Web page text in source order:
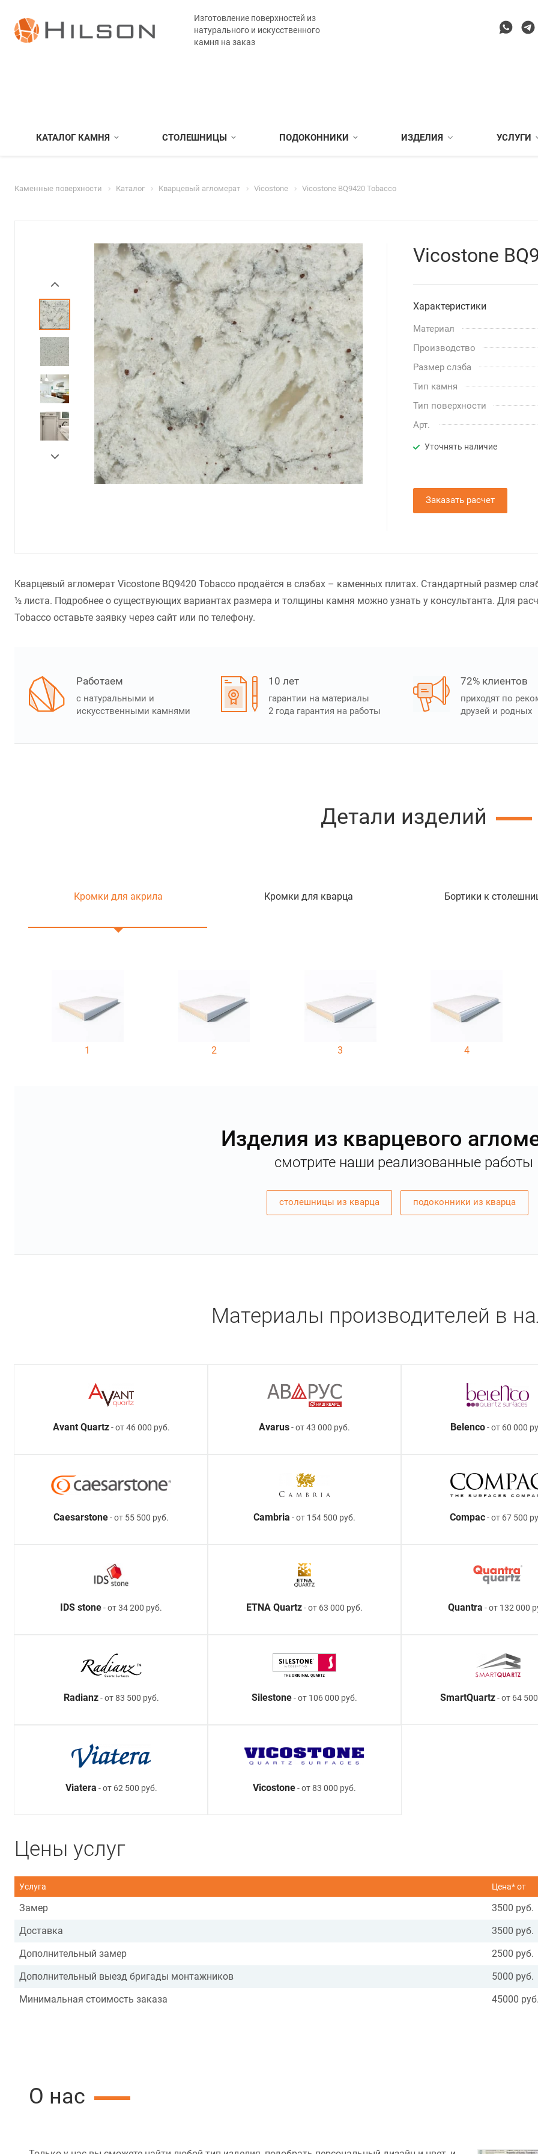
Изготовление поверхностей из
натурального и искусственного
камня на заказ
КАТАЛОГ КАМНЯ СТОЛЕШНИЦЫ ПОДОКОННИКИ ИЗДЕЛИЯ УСЛУГИ
Каменные поверхности Каталог Кварцевый агломерат Vicostone Vicostone BQ9420 Tobacco
Vicostone
Характеристики
Материал
Производство
Размер слэба
Тип камня
Тип поверхности
Арт.
Уточнять наличие
Заказать расчет
Кварцевый агломерат Vicostone BQ9420 Tobacco продаётся в слэбах – каменных плитах. Стандартный размер
½ листа. Подробнее о существующих вариантах размера и толщины камня можно узнать у консультанта. Для
Tobacco оставьте заявку через сайт или по телефону.
Работаем
с натуральными и
искусственными камнями
10 лет
гарантии на материалы
2 года гарантия на работы
72% клиентов
приходят по
друзей и родных
Детали изделий
Кромки для акрила Кромки для кварца Бортики к
1 2 3 4
Изделия из кварцевого
смотрите наши реализованные работы
столешницы из кварца подоконники из кварца
Материалы производителей в
Avant Quartz- от 46 000 руб. Avarus- от 43 000 руб. Belenco- от 60 000
Caesarstone- от 55 500 руб. Cambria - от 154 500 руб. Compac- от 67 500
IDS stone- от 34 200 руб. ETNA Quartz- от 63 000 руб. Quantra - от 132 000
Radianz- от 83 500 руб. Silestone- от 106 000 руб. SmartQuartz- от 64
Viatera - от 62 500 руб. Vicostone- от 83 000 руб.
Цены услуг
Услуга Цена* от
Замер 3500 руб.
Доставка
3500 руб.
Дополнительный замер
2500 руб.
Дополнительный выезд бригады монтажников
5000 руб.
Минимальная стоимость заказа
45000 руб.
О нас